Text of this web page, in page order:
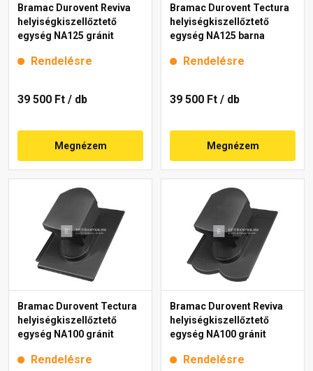
Bramac Durovent Reviva
helyiségkiszellőztető
egység NA125 gránit
Rendelésre
39 500 Ft / db
Megnézem
Bramac Durovent Tectura
helyiségkiszellőztető
egység NA125 barna
Rendelésre
39 500 Ft / db
Megnézem
Bramac Durovent Tectura
helyiségkiszellőztető
egység NA100 gránit
Rendelésre
Bramac Durovent Reviva
helyiségkiszellőztető
egység NA100 gránit
Rendelésre